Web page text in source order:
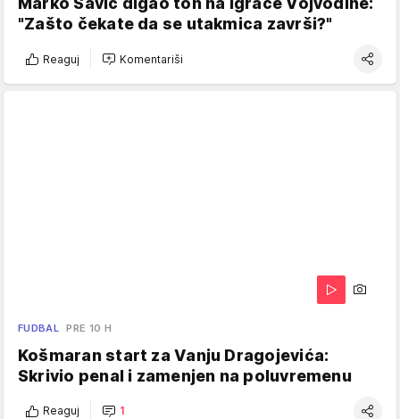
"Zašto čekate da se utakmica završi?"
Reaguj Komentariši
FUDBAL PRE 10 H
Košmaran start za Vanju Dragojevića:
Skrivio penal i zamenjen na poluvremenu
Reaguj 1